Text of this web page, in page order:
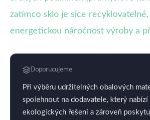
zatímco sklo je sice
energetickou náročnost výroby a
Doporucujeme
Při výběru udržitelných obalových
spolehnout na dodavatele, který
ekologických řešení a zároveň